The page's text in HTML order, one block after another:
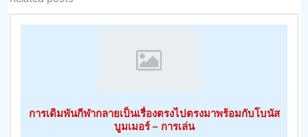
การเดิมพันกีฬากลายเป็นเรื่องตรงไปตรงมาพร้อมกับโบนัส
บูมเมอร์ – การเล่น